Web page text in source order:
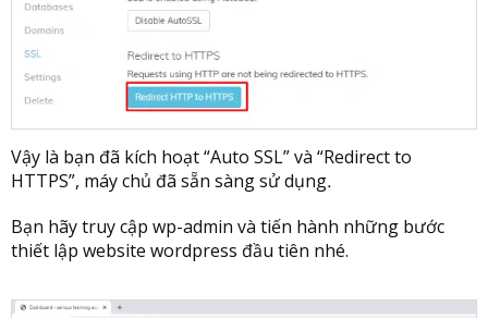
Vậy là bạn đã kích hoạt “Auto SSL” và “Redirect to
HTTPS”, máy chủ đã sẵn sàng sử dụng.
Bạn hãy truy cập wp-admin và tiến hành những bước
thiết lập website wordpress đầu tiên nhé.